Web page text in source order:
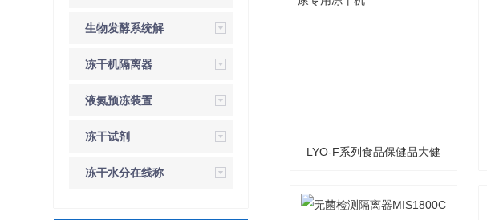
生物发酵系统解
决方案
冻干机隔离器
液氮预冻装置
冻干试剂
冻干水分在线称
LYO-F系列食品保健品大健